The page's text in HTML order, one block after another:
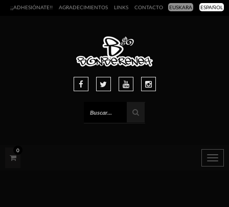
EUSKARA ESPAÑOL
¡¡ADHESIÓNATE!! AGRADECIMIENTOS LINKS CONTACTO
0